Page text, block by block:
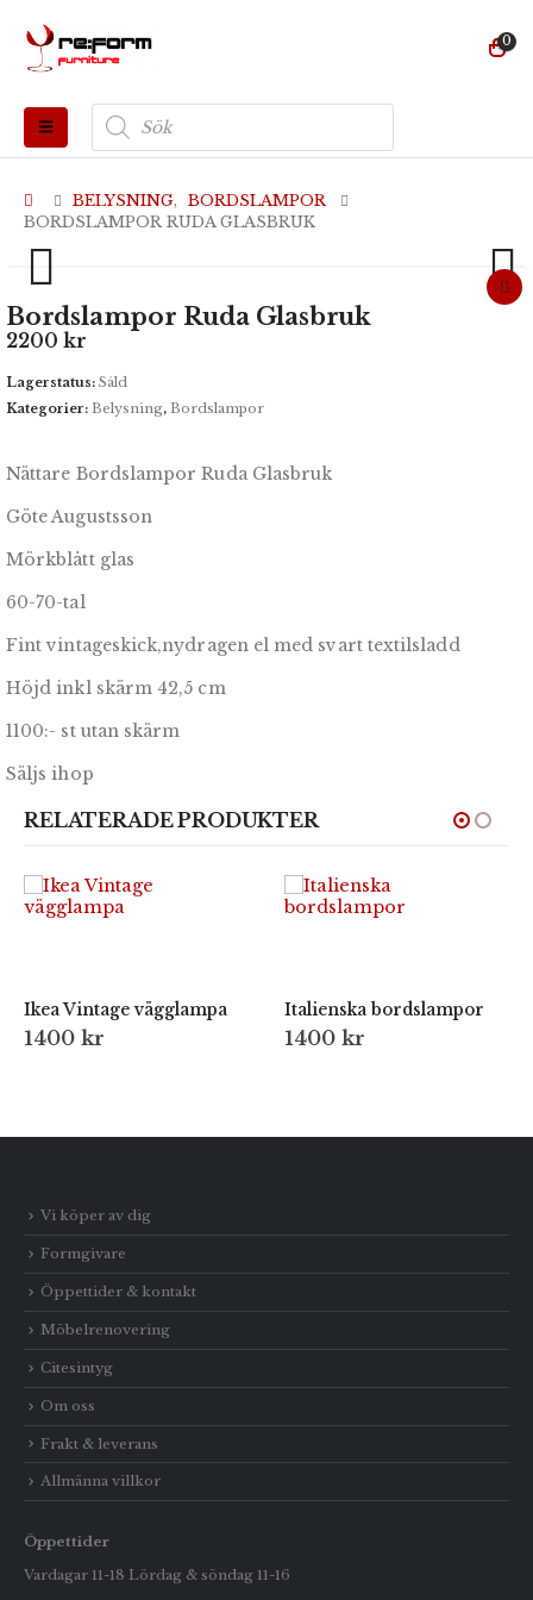
0
Produktsökning
BELYSNING, BORDSLAMPOR
BORDSLAMPOR RUDA GLASBRUK
Bordslampor Ruda Glasbruk
2200 kr
Lagerstatus: Såld
Kategorier: Belysning, Bordslampor
Nättare Bordslampor Ruda Glasbruk
Göte Augustsson
Mörkblått glas
60-70-tal
Fint vintageskick,nydragen el med svart textilsladd
Höjd inkl skärm 42,5 cm
1100:- st utan skärm
Säljs ihop
RELATERADE PRODUKTER
Ikea Vintage vägglampa
1400 kr
Italienska bordslampor
1400 kr
Vi köper av dig
Formgivare
Öppettider & kontakt
Möbelrenovering
Citesintyg
Om oss
Frakt & leverans
Allmänna villkor
Öppettider
Vardagar 11-18 Lördag & söndag 11-16